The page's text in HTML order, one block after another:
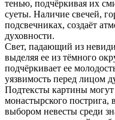
тенью, подчёркивая их
суеты. Наличие свечей,
подсвечниках, создаёт
духовности.
Свет, падающий из
выделяя ее из тёмного
подчёркивает ее
уязвимость перед лицом
Подтексты картины
монастырского пострига,
выбором невесты среди